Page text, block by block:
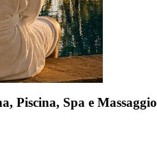
Piscina, Spa e Massaggio